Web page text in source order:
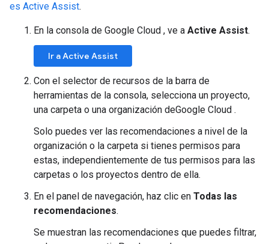
es Active Assist.
En la consola de Google Cloud , ve a Active Assist.
Ir a Active Assist
Con el selector de recursos de la barra de
herramientas de la consola, selecciona un proyecto,
una carpeta o una organización deGoogle Cloud .
Solo puedes ver las recomendaciones a nivel de la
organización o la carpeta si tienes permisos para
estas, independientemente de tus permisos para las
carpetas o los proyectos dentro de ella.
En el panel de navegación, haz clic en Todas las
recomendaciones.
Se muestran las recomendaciones que puedes filtrar,